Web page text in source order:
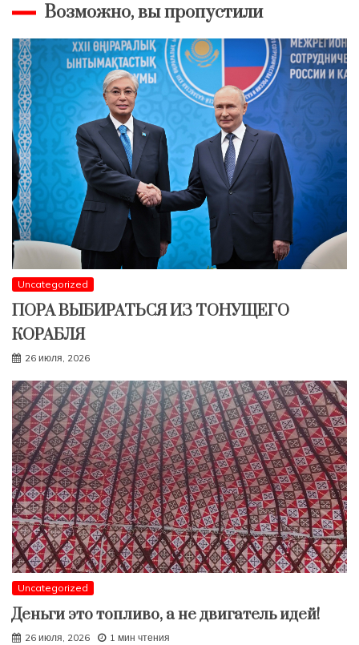
Возможно, вы пропустили
Uncategorized
ПОРА ВЫБИРАТЬСЯ ИЗ ТОНУЩЕГО
КОРАБЛЯ
26 июля, 2026
Uncategorized
Деньги это топливо, а не двигатель идей!
26 июля, 2026 1 мин чтения